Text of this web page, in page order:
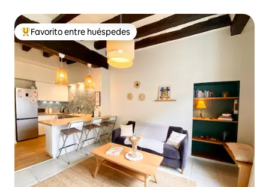
De los mejores en Favorito entre huéspedes
Favorito entre huéspedes